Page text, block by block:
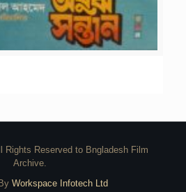
Rights Reserved to Bngladesh Film
Archive.
Workspace Infotech Ltd